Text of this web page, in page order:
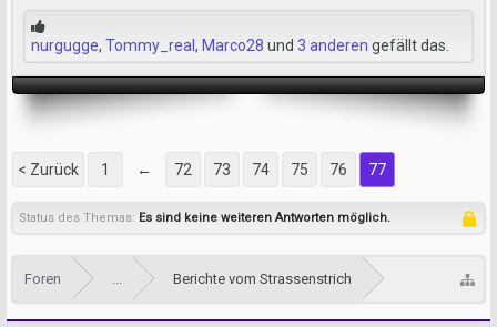
nurgugge, Tommy_real , Marco28 und 3 anderen gefällt das.
< Zurück 1 ← 72 73 74 75 76 77
Status des Themas: Es sind keine weiteren Antworten möglich.
Foren ... Berichte vom Strassenstrich